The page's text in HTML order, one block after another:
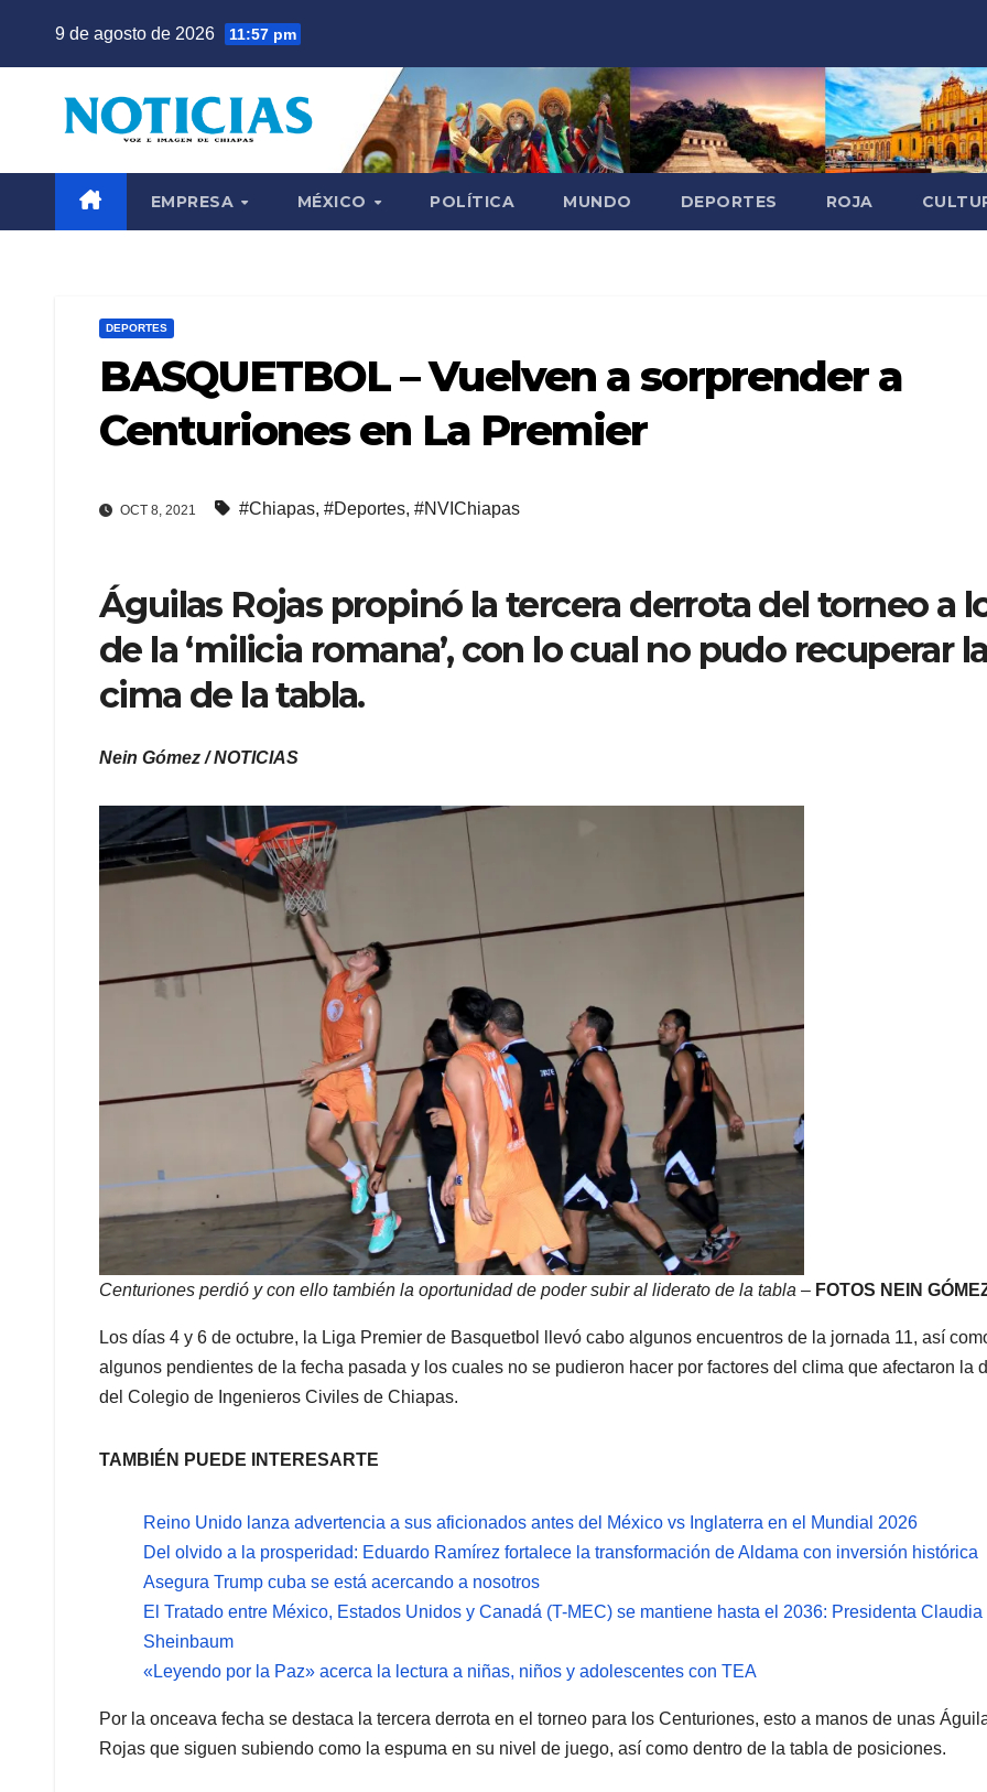
9 de agosto de 2026 11:57 pm
EMPRESA MÉXICO POLÍTICA MUNDO DEPORTES ROJA
DEPORTES
BASQUETBOL – Vuelven a sorprender a
Centuriones en La Premier
OCT 8, 2021 #Chiapas, #Deportes, #NVIChiapas
Águilas Rojas propinó la tercera derrota del torneo a
de la ‘milicia romana’, con lo cual no pudo recuperar la
cima de la tabla.
Nein Gómez / NOTICIAS
Centuriones perdió y con ello también la oportunidad de poder subir al liderato de la tabla – FOTOS NEIN
Los días 4 y 6 de octubre, la Liga Premier de Basquetbol llevó cabo algunos encuentros de la jornada 11, así
algunos pendientes de la fecha pasada y los cuales no se pudieron hacer por factores del clima que afectaron la
del Colegio de Ingenieros Civiles de Chiapas.
TAMBIÉN PUEDE INTERESARTE
Reino Unido lanza advertencia a sus aficionados antes del México vs Inglaterra en el Mundial 2026
Del olvido a la prosperidad: Eduardo Ramírez fortalece la transformación de Aldama con inversión histórica
Asegura Trump cuba se está acercando a nosotros
El Tratado entre México, Estados Unidos y Canadá (T-MEC) se mantiene hasta el 2036: Presidenta Claudia
Sheinbaum
«Leyendo por la Paz» acerca la lectura a niñas, niños y adolescentes con TEA
Por la onceava fecha se destaca la tercera derrota en el torneo para los Centuriones, esto a manos de unas
Rojas que siguen subiendo como la espuma en su nivel de juego, así como dentro de la tabla de posiciones.